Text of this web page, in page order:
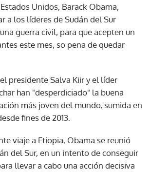
Unidos, Barack Obama,
a los líderes de Sudán del Sur
guerra civil, para que acepten un
este mes, so pena de quedar
presidente Salva Kiir y el líder
han "desperdiciado" la buena
más joven del mundo, sumida en
fines de 2013.
viaje a Etiopia, Obama se reunió
del Sur, en un intento de conseguir
llevar a cabo una acción decisiva